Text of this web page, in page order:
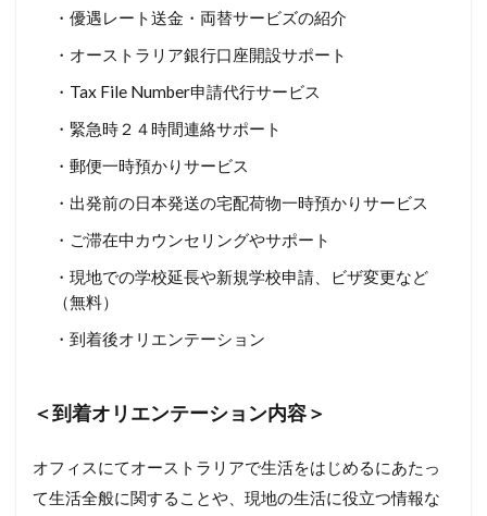
・優遇レート送金・両替サービズの紹介
・オーストラリア銀行口座開設サポート
・Tax File Number申請代行サービス
・緊急時２４時間連絡サポート
・郵便一時預かりサービス
・出発前の日本発送の宅配荷物一時預かりサービス
・ご滞在中カウンセリングやサポート
・現地での学校延長や新規学校申請、ビザ変更など
（無料）
・到着後オリエンテーション
＜到着オリエンテーション内容＞
オフィスにてオーストラリアで生活をはじめるにあたっ
て生活全般に関することや、現地の生活に役立つ情報な